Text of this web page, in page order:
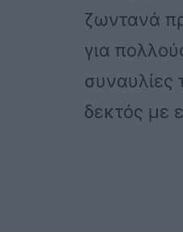
ζωντανά
για
συναυλίες
δεκτός με